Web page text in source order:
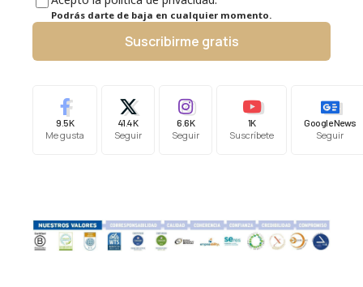
Podrás darte de baja en cualquier momento.
Suscribirme gratis
9.5K
Me gusta
41.4K
Seguir
6.6K
Seguir
1K
Suscríbete
Google News
Seguir